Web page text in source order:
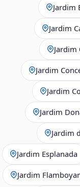
Jardim
Jardim
Jardim
Jardim
Jardim
Jardim
Jardim
Jardim Esplanada
Jardim